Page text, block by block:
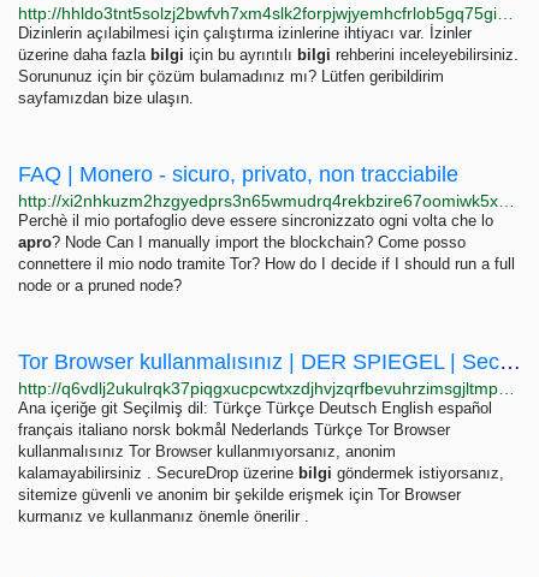
Dizinlerin açılabilmesi için çalıştırma izinlerine ihtiyacı var. İzinler
üzerine daha fazla bilgi için bu ayrıntılı bilgi rehberini inceleyebilirsiniz.
Sorununuz için bir çözüm bulamadınız mı? Lütfen geribildirim
sayfamızdan bize ulaşın.
FAQ | Monero - sicuro, privato, non tracciabile
Perchè il mio portafoglio deve essere sincronizzato ogni volta che lo
apro? Node Can I manually import the blockchain? Come posso
connettere il mio nodo tramite Tor? How do I decide if I should run a full
node or a pruned node?
Tor Browser kullanmalısınız | DER SPIEGEL | SecureDrop
Ana içeriğe git Seçilmiş dil: Türkçe Türkçe Deutsch English español
français italiano norsk bokmål Nederlands Türkçe Tor Browser
kullanmalısınız Tor Browser kullanmıyorsanız, anonim
kalamayabilirsiniz . SecureDrop üzerine bilgi göndermek istiyorsanız,
sitemize güvenli ve anonim bir şekilde erişmek için Tor Browser
kurmanız ve kullanmanız önemle önerilir .